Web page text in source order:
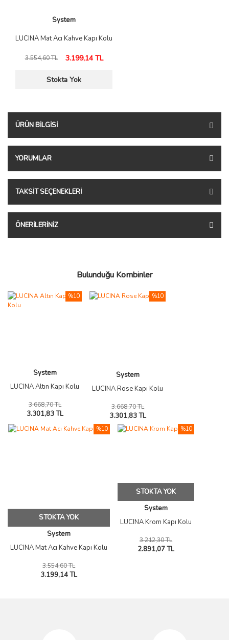
System
LUCINA Mat Acı Kahve Kapı Kolu
3.554,60 TL 3.199,14 TL
Stokta Yok
ÜRÜN BILGISI
YORUMLAR
TAKSIT SEÇENEKLERI
ÖNERILERINIZ
Bulunduğu Kombinler
System
LUCINA Altın Kapı Kolu
3.668,70 TL
3.301,83 TL
%10
System
LUCINA Rose Kapı Kolu
3.668,70 TL
3.301,83 TL
%10
STOKTA YOK
System
LUCINA Mat Acı Kahve Kapı Kolu
3.554,60 TL
3.199,14 TL
%10
STOKTA YOK
System
LUCINA Krom Kapı Kolu
3.212,30 TL
2.891,07 TL
%10